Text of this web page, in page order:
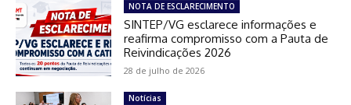
NOTA DE ESCLARECIMENTO
SINTEP/VG esclarece informações e
reafirma compromisso com a Pauta de
Reivindicações 2026
28 de julho de 2026
Notícias